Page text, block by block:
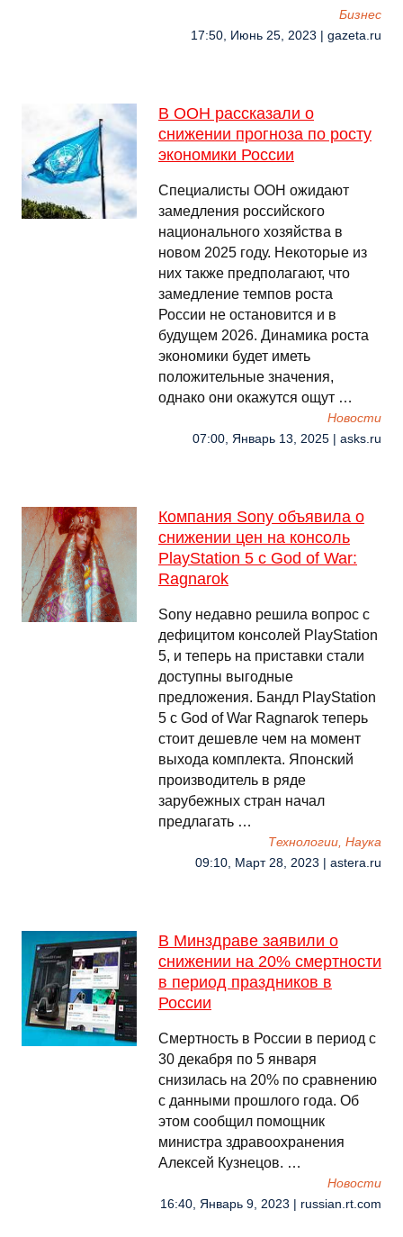
Бизнес
17:50, Июнь 25, 2023 | gazeta.ru
В ООН рассказали о
снижении прогноза по росту
экономики России
Специалисты ООН ожидают
замедления российского
национального хозяйства в
новом 2025 году. Некоторые из
них также предполагают, что
замедление темпов роста
России не остановится и в
будущем 2026. Динамика роста
экономики будет иметь
положительные значения,
однако они окажутся ощут …
Новости
07:00, Январь 13, 2025 | asks.ru
Компания Sony объявила о
снижении цен на консоль
PlayStation 5 с God of War:
Ragnarok
Sony недавно решила вопрос с
дефицитом консолей PlayStation
5, и теперь на приставки стали
доступны выгодные
предложения. Бандл PlayStation
5 с God of War Ragnarok теперь
стоит дешевле чем на момент
выхода комплекта. Японский
производитель в ряде
зарубежных стран начал
предлагать …
Технологии, Наука
09:10, Март 28, 2023 | astera.ru
В Минздраве заявили о
снижении на 20% смертности
в период праздников в
России
Смертность в России в период с
30 декабря по 5 января
снизилась на 20% по сравнению
с данными прошлого года. Об
этом сообщил помощник
министра здравоохранения
Алексей Кузнецов. …
Новости
16:40, Январь 9, 2023 | russian.rt.com